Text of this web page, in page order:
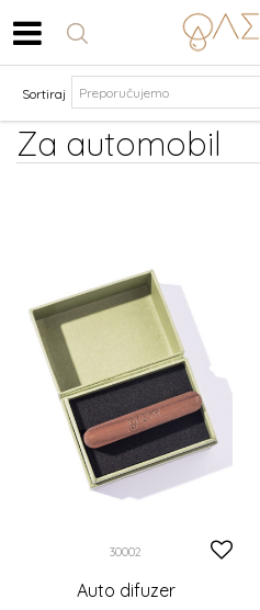
Za automobil
Sortiraj
30002
Auto difuzer